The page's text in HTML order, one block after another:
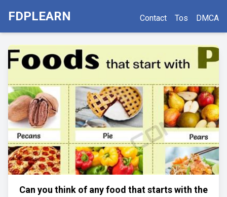
FDPLEARN Contact Tos DMCA
Can you think of any food that starts with the